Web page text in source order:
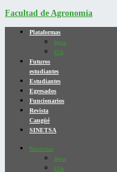
Facultad de Agronomía
Plataformas
Agros
EVA
Futuros
estudiantes
Estudiantes
Egresados
Funcionarios
Revista
Cangüé
SINETSA
Plataformas
Agros
EVA